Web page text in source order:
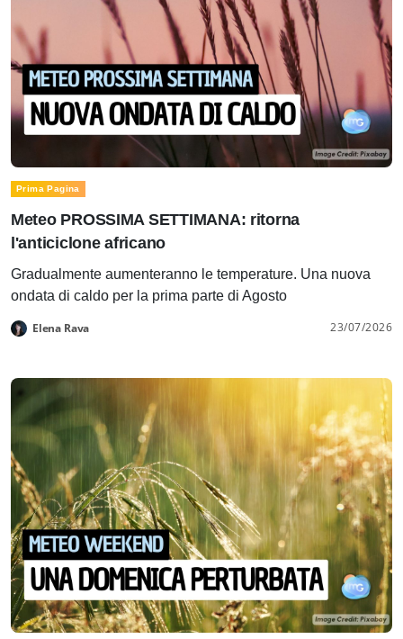
Prima Pagina
Meteo PROSSIMA SETTIMANA: ritorna
l'anticiclone africano
Gradualmente aumenteranno le temperature. Una nuova
ondata di caldo per la prima parte di Agosto
Elena Rava 23/07/2026